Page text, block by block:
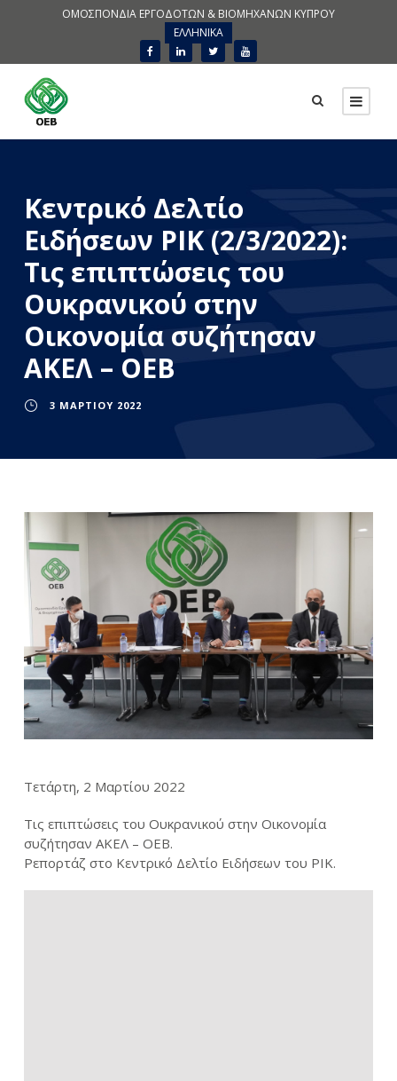
ΟΜΟΣΠΟΝΔΙΑ ΕΡΓΟΔΟΤΩΝ & ΒΙΟΜΗΧΑΝΩΝ ΚΥΠΡΟΥ
ΕΛΛΗΝΙΚΑ
Κεντρικό Δελτίο
Ειδήσεων ΡΙΚ (2/3/2022):
Τις επιπτώσεις του
Ουκρανικού στην
Οικονομία συζήτησαν
ΑΚΕΛ – ΟΕΒ
3 ΜΑΡΤΊΟΥ 2022
Τετάρτη, 2 Μαρτίου 2022
Τις επιπτώσεις του Ουκρανικού στην Οικονομία
συζήτησαν ΑΚΕΛ – ΟΕΒ.
Ρεπορτάζ στο Κεντρικό Δελτίο Ειδήσεων του ΡΙΚ.